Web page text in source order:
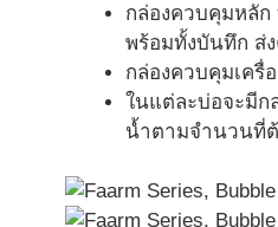
กล่องควบคุมหลัก
พร้อมทั้งบันทึก ส่
กล่องควบคุมเครื่
ในแต่ละบ่อจะมีก
น้ำตามจำนวนที่ต้